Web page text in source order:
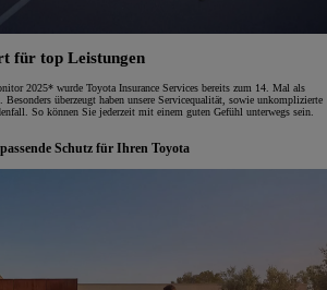
für top Leistungen
2025* wurde Toyota Insurance Services bereits zum 14. Mal als
Besonders überzeugt haben unsere Servicequalität, sowie unkomplizierte
So können Sie jederzeit mit einem guten Gefühl unterwegs sein.
Schutz für Ihren Toyota